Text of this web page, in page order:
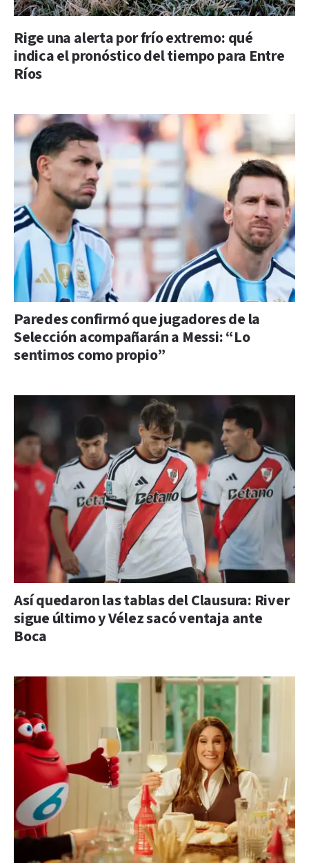
Rige una alerta por frío extremo: qué
indica el pronóstico del tiempo para Entre
Ríos
Paredes confirmó que jugadores de la
Selección acompañarán a Messi: “Lo
sentimos como propio”
Así quedaron las tablas del Clausura: River
sigue último y Vélez sacó ventaja ante
Boca